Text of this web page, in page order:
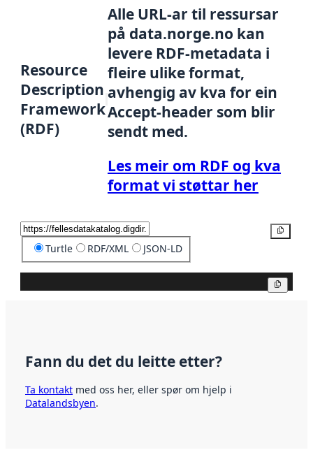
Resource
Description
Framework
(RDF)
Alle URL-ar til ressursar
på data.norge.no kan
levere RDF-metadata i
fleire ulike format,
avhengig av kva for ein
Accept-header som blir
sendt med.
Les meir om RDF og kva
format vi støttar her
Turtle RDF/XML JSON-LD
Fann du det du leitte etter?
Ta kontakt med oss her, eller spør om hjelp i
Datalandsbyen.